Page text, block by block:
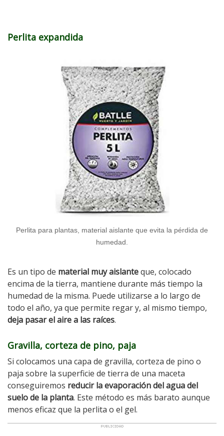
Perlita expandida
Perlita para plantas, material aislante que evita la pérdida de
humedad.
Es un tipo de material muy aislanteque, colocado
encima de la tierra, mantiene durante más tiempo la
humedad de la misma. Puede utilizarse a lo largo de
todo el año, ya que permite regar y, al mismo tiempo,
deja pasar el aire a las raíces.
Gravilla, corteza de pino, paja
Si colocamos una capa de gravilla, corteza de pino o
paja sobre la superficie de tierra de una maceta
conseguiremos reducir la evaporación del agua del
suelo de la planta. Este método es más barato aunque
menos eficaz que la perlita o el gel.